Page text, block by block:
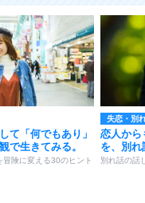
て「何でもあり」
で生きてみる。
冒険に変える30のヒント
失恋・別
恋人から
を、別れ
別れ話の話